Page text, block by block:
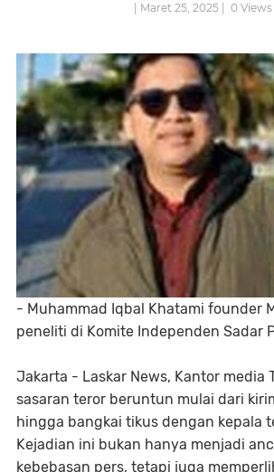
| Maret 25, 2025 | 0Views
- Muhammad Iqbal Khatami founder
peneliti di Komite Independen Sadar
Jakarta - Laskar News, Kantor media
sasaran teror beruntun mulai dari
hingga bangkai tikus dengan kepala
Kejadian ini bukan hanya menjadi
kebebasan pers, tetapi juga